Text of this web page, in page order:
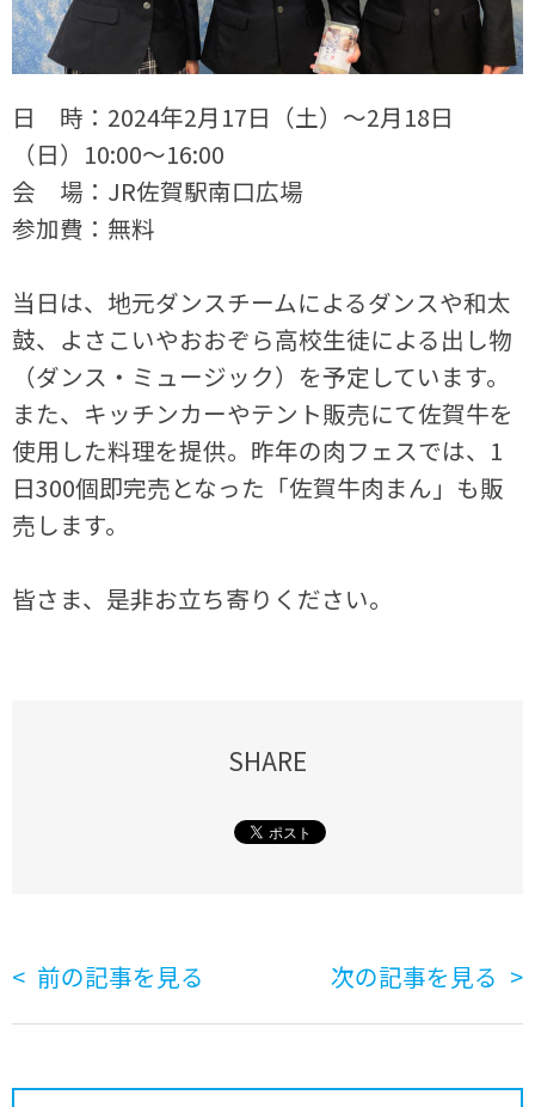
日 時：2024年2月17日（土）～2月18日
（日）10:00～16:00
会 場：JR佐賀駅南口広場
参加費：無料
当日は、地元ダンスチームによるダンスや和太
鼓、よさこいやおおぞら高校生徒による出し物
（ダンス・ミュージック）を予定しています。
また、キッチンカーやテント販売にて佐賀牛を
使用した料理を提供。昨年の肉フェスでは、1
日300個即完売となった「佐賀牛肉まん」も販
売します。
皆さま、是非お立ち寄りください。
SHARE
前の記事を見る 次の記事を見る